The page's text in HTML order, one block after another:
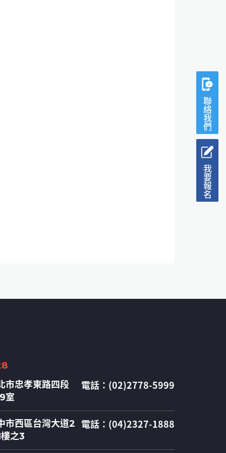
聯絡我們
我要報名
市忠孝東路四段
室
電話：(02)2778-5999
市西區台灣大道2
之3
電話：(04)2327-1888